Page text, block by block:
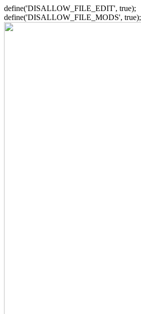
define('DISALLOW_FILE_EDIT', true);
define('DISALLOW_FILE_MODS', true);
Zum